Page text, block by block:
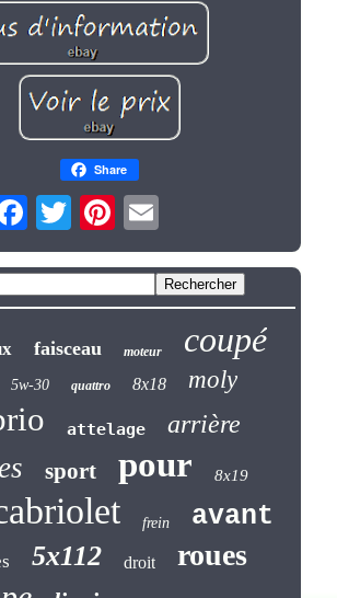
Share
faisceau moteur coupé
5w-30 quattro 8x18 moly
attelage arrière
sport pour 8x19
frein avant
5x112 droit roues